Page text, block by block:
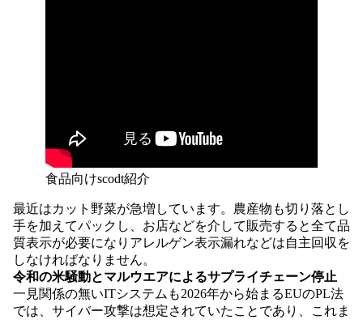
食品向けscodt紹介
最近はカット野菜が急増しています。農産物も切り落とし
手を加えてパックし、お店などを介して販売すると全て品
質表示が必要になりアレルゲン表示漏れなどは自主回収を
しなければなりません。
令和の米騒動とマルウエアによるサプライチェーン停止
一見関係の無いITシステムも2026年から始まるEUのPL法
では、サイバー攻撃は想定されていたことであり、これま